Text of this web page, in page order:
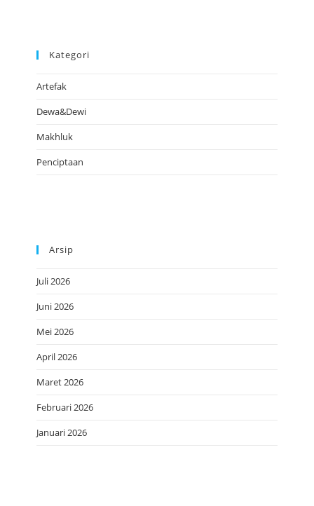
Kategori
Artefak
Dewa&Dewi
Makhluk
Penciptaan
Arsip
Juli 2026
Juni 2026
Mei 2026
April 2026
Maret 2026
Februari 2026
Januari 2026